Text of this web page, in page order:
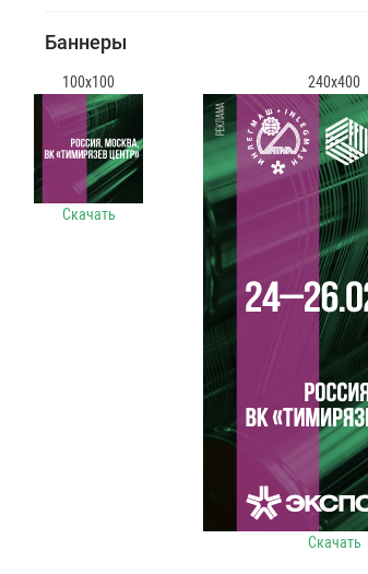
Баннеры
100x100
Скачать
240x400
Скачать